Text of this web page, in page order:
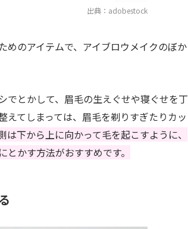
出典：adobestock
めのアイテムで、アイブロウメイクのぼか
でとかして、眉毛の生えぐせや寝ぐせを丁
てしまっては、眉毛を剃りすぎたりカッ
は下から上に向かって毛を起こすように、
かす方法がおすすめです。